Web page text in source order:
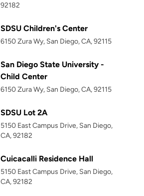
92182
SDSU Children's Center
6150 Zura Wy, San Diego, CA, 92115
San Diego State University -
Child Center
6150 Zura Wy, San Diego, CA, 92115
SDSU Lot 2A
5150 East Campus Drive, San Diego,
CA, 92182
Cuicacalli Residence Hall
5150 East Campus Drive, San Diego,
CA, 92182